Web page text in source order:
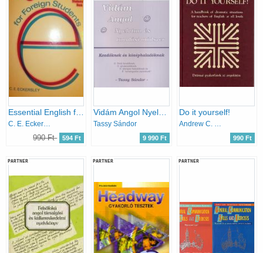
990 Ft 594 Ft
Tassy Sándor
9 990 Ft
Do it yourself!
990 Ft
PARTNER PARTNER PARTNER